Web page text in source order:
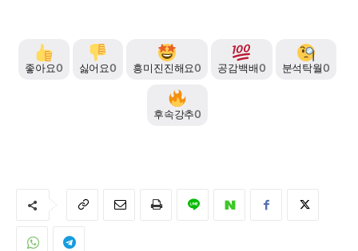
좋아요0 싫어요0 흥미진진해요0 공감백배0 분석탁월0
후속강추0